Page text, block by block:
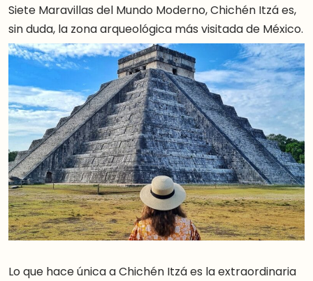
Siete Maravillas del Mundo Moderno, Chichén Itzá es,
sin duda, la zona arqueológica más visitada de México.
Lo que hace única a Chichén Itzá es la extraordinaria